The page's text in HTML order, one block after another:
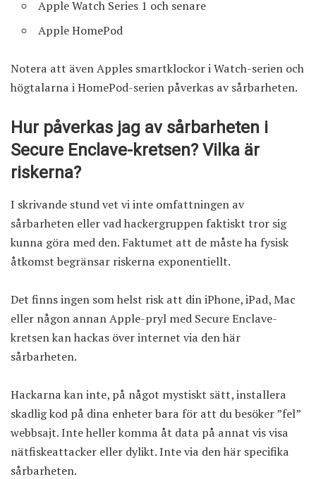
Apple Watch Series 1 och senare
Apple HomePod
Notera att även Apples smartklockor i Watch-serien och
högtalarna i HomePod-serien påverkas av sårbarheten.
Hur påverkas jag av sårbarheten i
Secure Enclave-kretsen? Vilka är
riskerna?
I skrivande stund vet vi inte omfattningen av
sårbarheten eller vad hackergruppen faktiskt tror sig
kunna göra med den. Faktumet att de måste ha fysisk
åtkomst begränsar riskerna exponentiellt.
Det finns ingen som helst risk att din iPhone, iPad, Mac
eller någon annan Apple-pryl med Secure Enclave-
kretsen kan hackas över internet via den här
sårbarheten.
Hackarna kan inte, på något mystiskt sätt, installera
skadlig kod på dina enheter bara för att du besöker ”fel”
webbsajt. Inte heller komma åt data på annat vis visa
nätfiskeattacker eller dylikt. Inte via den här specifika
sårbarheten.